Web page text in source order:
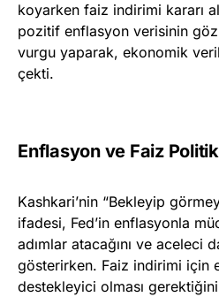
koyarken faiz indirimi kararı
pozitif enflasyon verisinin
vurgu yaparak, ekonomik
çekti.
Enflasyon ve Faiz
Kashkari’nin “Bekleyip
ifadesi, Fed’in enflasyonla
adımlar atacağını ve aceleci
gösterirken. Faiz indirimi için
destekleyici olması